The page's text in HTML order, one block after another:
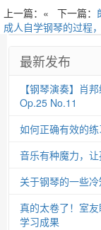
下一篇：
上一篇：«
成人自学钢琴的过程
最新发布
【钢琴演奏】肖
Op.25 No.11
如何正确有效的
音乐有种魔力，让
关于钢琴的一些
真的太卷了！室
学习成果